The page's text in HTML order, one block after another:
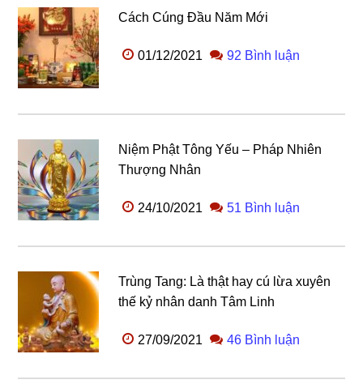
Cách Cúng Đầu Năm Mới
01/12/2021 92 Bình luận
Niệm Phật Tông Yếu – Pháp Nhiên
Thượng Nhân
24/10/2021 51 Bình luận
Trùng Tang: Là thật hay cú lừa xuyên
thế kỷ nhân danh Tâm Linh
27/09/2021 46 Bình luận